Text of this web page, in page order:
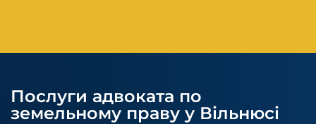
Послуги адвоката по
земельному праву у Вільнюсі